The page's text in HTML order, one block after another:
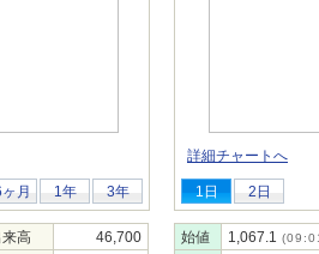
月 1年 3年
高 46,700
詳細チャートへ
1日 2日
始値 1,067.1